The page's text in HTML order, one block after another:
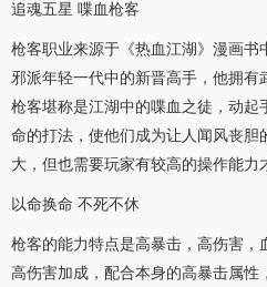
追魂五星 喋血枪客
枪客职业来源于《热血江湖》漫画
邪派年轻一代中的新晋高手，他拥有
枪客堪称是江湖中的喋血之徒，动起
命的打法，使他们成为让人闻风丧胆
大，但也需要玩家有较高的操作能力
以命换命 不死不休
枪客的能力特点是高暴击，高伤害，
高伤害加成，配合本身的高暴击属性